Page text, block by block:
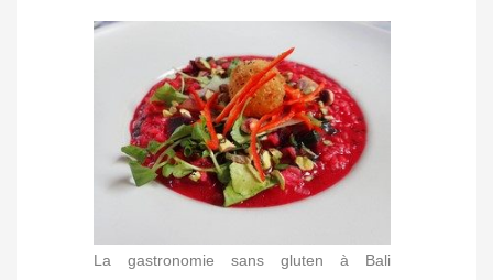
La gastronomie sans gluten à Bali